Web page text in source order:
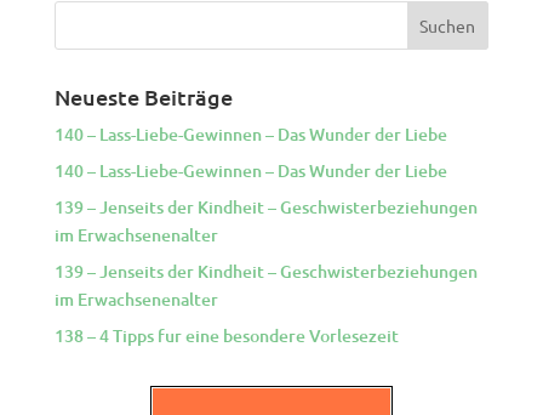
Neueste Beiträge
140 – Lass-Liebe-Gewinnen – Das Wunder der Liebe
140 – Lass-Liebe-Gewinnen – Das Wunder der Liebe
139 – Jenseits der Kindheit – Geschwisterbeziehungen
im Erwachsenenalter
139 – Jenseits der Kindheit – Geschwisterbeziehungen
im Erwachsenenalter
138 – 4 Tipps fur eine besondere Vorlesezeit